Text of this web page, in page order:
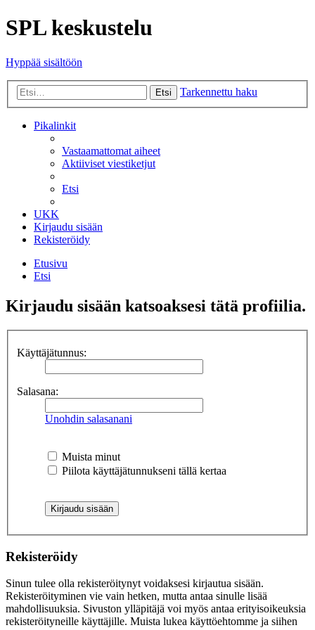
SPL keskustelu
Hyppää sisältöön
Etsi Tarkennettu haku
Pikalinkit
Vastaamattomat aiheet
Aktiiviset viestiketjut
Etsi
UKK
Kirjaudu sisään
Rekisteröidy
Etusivu
Etsi
Kirjaudu sisään katsoaksesi tätä profiilia.
Käyttäjätunnus:
Salasana:
Unohdin salasanani
Muista minut
Piilota käyttäjätunnukseni tällä kertaa
Rekisteröidy
Sinun tulee olla rekisteröitynyt voidaksesi kirjautua sisään.
Rekisteröityminen vie vain hetken, mutta antaa sinulle lisää
mahdollisuuksia. Sivuston ylläpitäjä voi myös antaa erityisoikeuksia
rekisteröityneille käyttäjille. Muista lukea käyttöehtomme ja siihen